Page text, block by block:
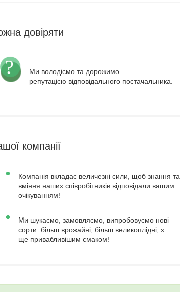
довіряти
Ми володіємо та дорожимо
репутацією відповідального постачальника.
компанії
Компанія вкладає величезні сили, щоб знання та
вміння наших співробітників відповідали вашим
очікуванням!
Ми шукаємо, замовляємо, випробовуємо нові
сорти: більш врожайні, більш великоплідні, з
ще привабливішим смаком!